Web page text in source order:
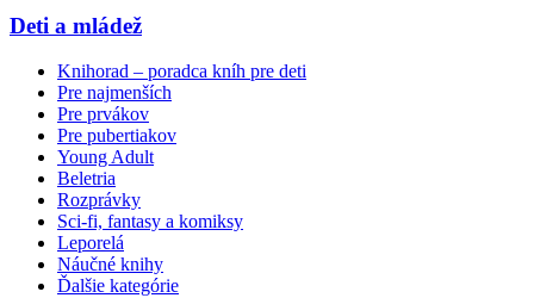
Deti a mládež
Knihorad – poradca kníh pre deti
Pre najmenších
Pre prvákov
Pre pubertiakov
Young Adult
Beletria
Rozprávky
Sci-fi, fantasy a komiksy
Leporelá
Náučné knihy
Ďalšie kategórie